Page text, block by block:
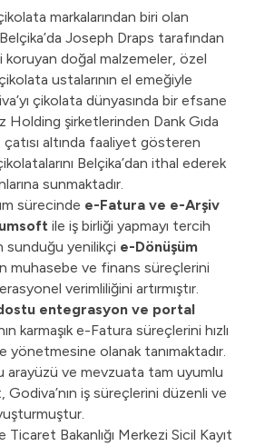
markalarından biri olan
Belçika’da Joseph Draps tarafından
koruyan doğal malzemeler, özel
ustalarının el emeğiyle
çikolata dünyasında bir efsane
Holding şirketlerinden Dank Gıda
altında faaliyet gösteren
Belçika’dan ithal ederek
sunmaktadır.
sürecinde e-Fatura ve e-Arşiv
ile iş birliği yapmayı tercih
sunduğu yenilikçi e-Dönüşüm
muhasebe ve finans süreçlerini
verimliliğini artırmıştır.
dostu entegrasyon ve portal
karmaşık e-Fatura süreçlerini hızlı
yönetmesine olanak tanımaktadır.
arayüzü ve mevzuata tam uyumlu
Godiva’nın iş süreçlerini düzenli ve
Bakanlığı Merkezi Sicil Kayıt